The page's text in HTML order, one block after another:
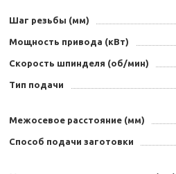
Шаг резьбы (мм)
Мощность привода (кВт)
Скорость шпинделя (об/мин)
Тип подачи
Межосевое расстояние (мм)
Способ подачи заготовки